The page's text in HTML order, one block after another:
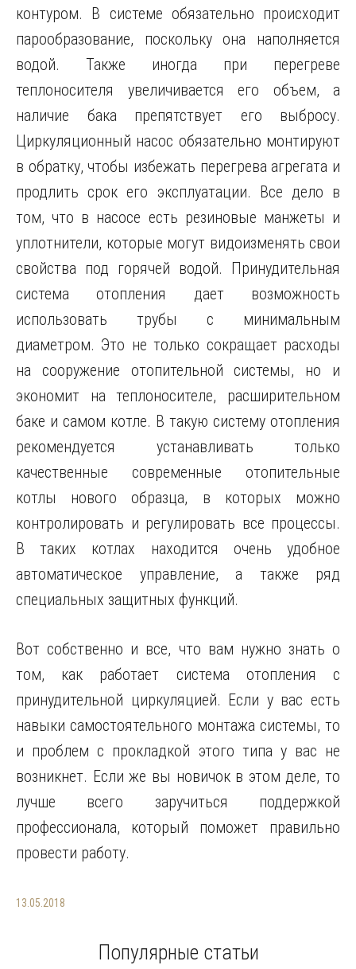
контуром. В системе обязательно происходит
парообразование, поскольку она наполняется
водой. Также иногда при перегреве
теплоносителя увеличивается его объем, а
наличие бака препятствует его выбросу.
Циркуляционный насос обязательно монтируют
в обратку, чтобы избежать перегрева агрегата и
продлить срок его эксплуатации. Все дело в
том, что в насосе есть резиновые манжеты и
уплотнители, которые могут видоизменять свои
свойства под горячей водой. Принудительная
система отопления дает возможность
использовать трубы с минимальным
диаметром. Это не только сокращает расходы
на сооружение отопительной системы, но и
экономит на теплоносителе, расширительном
баке и самом котле. В такую систему отопления
рекомендуется устанавливать только
качественные современные отопительные
котлы нового образца, в которых можно
контролировать и регулировать все процессы.
В таких котлах находится очень удобное
автоматическое управление, а также ряд
специальных защитных функций.
Вот собственно и все, что вам нужно знать о
том, как работает система отопления с
принудительной циркуляцией. Если у вас есть
навыки самостоятельного монтажа системы, то
и проблем с прокладкой этого типа у вас не
возникнет. Если же вы новичок в этом деле, то
лучше всего заручиться поддержкой
профессионала, который поможет правильно
провести работу.
13.05.2018
Популярные статьи